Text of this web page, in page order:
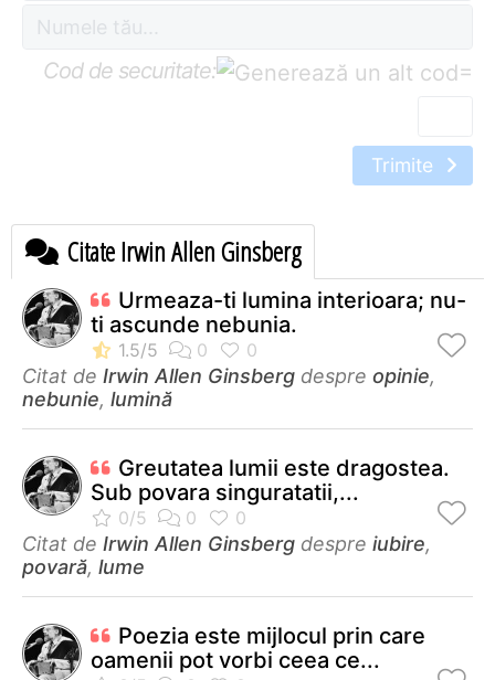
Cod de securitate: =
Trimite
Citate Irwin Allen Ginsberg
Urmeaza-ti lumina interioara; nu-
ti ascunde nebunia.
Citat de Irwin Allen Ginsberg despre opinie,
nebunie, lumină
Greutatea lumii este dragostea.
Sub povara singuratatii,...
Citat de Irwin Allen Ginsberg despre iubire,
povară, lume
Poezia este mijlocul prin care
oamenii pot vorbi ceea ce...